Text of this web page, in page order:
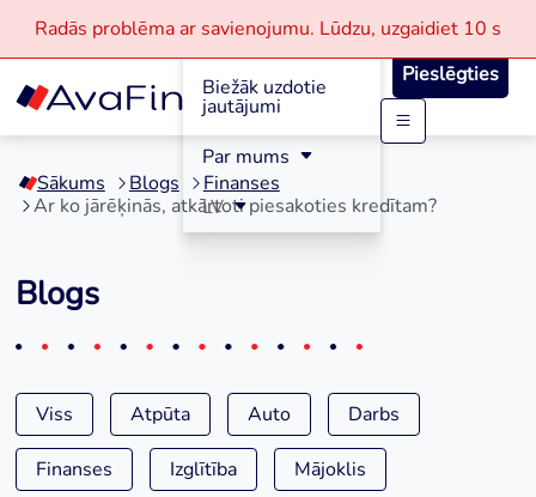
Skip
content
Radās problēma ar savienojumu. Lūdzu, uzgaidiet 10 s
Reģistrācija
Biežāk uzdotie
jautājumi
Par mums
LV
Pieslēgties
Sākums Blogs
Finanses
Ar ko jārēķinās, atkārtoti piesakoties kredītam?
Blogs
Viss Atpūta Auto Darbs
Finanses Izglītība Mājoklis